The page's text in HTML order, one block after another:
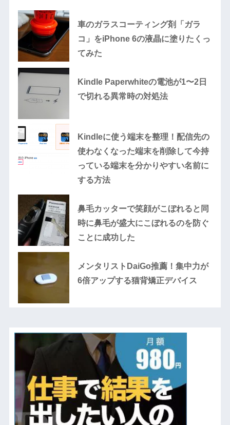
車のガラスコーティング剤「ガラ
コ」をiPhone 6の液晶に塗りたくっ
てみた
Kindle Paperwhiteの電池が1〜2日
で切れる異常時の対処法
Kindleに使う端末を整理！配信先の
使わなくなった端末を削除して今持
っている端末を分かりやすい名前に
する方法
鼻毛カッターで笑顔がこぼれると同
時に鼻毛が盛大にこぼれるのを防ぐ
ことに成功した
メンタリストDaiGo推薦！集中力が
6倍アップする猫背矯正デバイス